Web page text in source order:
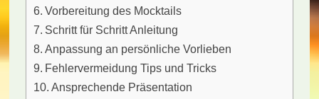
Vorbereitung des Mocktails
Schritt für Schritt Anleitung
Anpassung an persönliche Vorlieben
Fehlervermeidung Tips und Tricks
Ansprechende Präsentation